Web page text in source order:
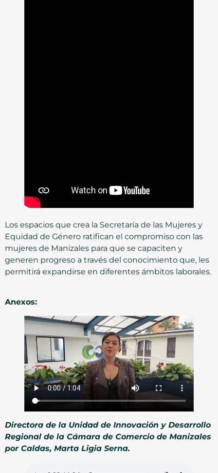
Los espacios que crea la Secretaría de las Mujeres y
Equidad de Género ratifican el compromiso con las
mujeres de Manizales para que se capaciten y
generen progreso a través del conocimiento que, les
permitirá expandirse en diferentes ámbitos laborales.
Anexos:
Directora de la Unidad de Innovación y Desarrollo
Regional de la Cámara de Comercio de Manizales
por Caldas, Marta Ligia Serna.